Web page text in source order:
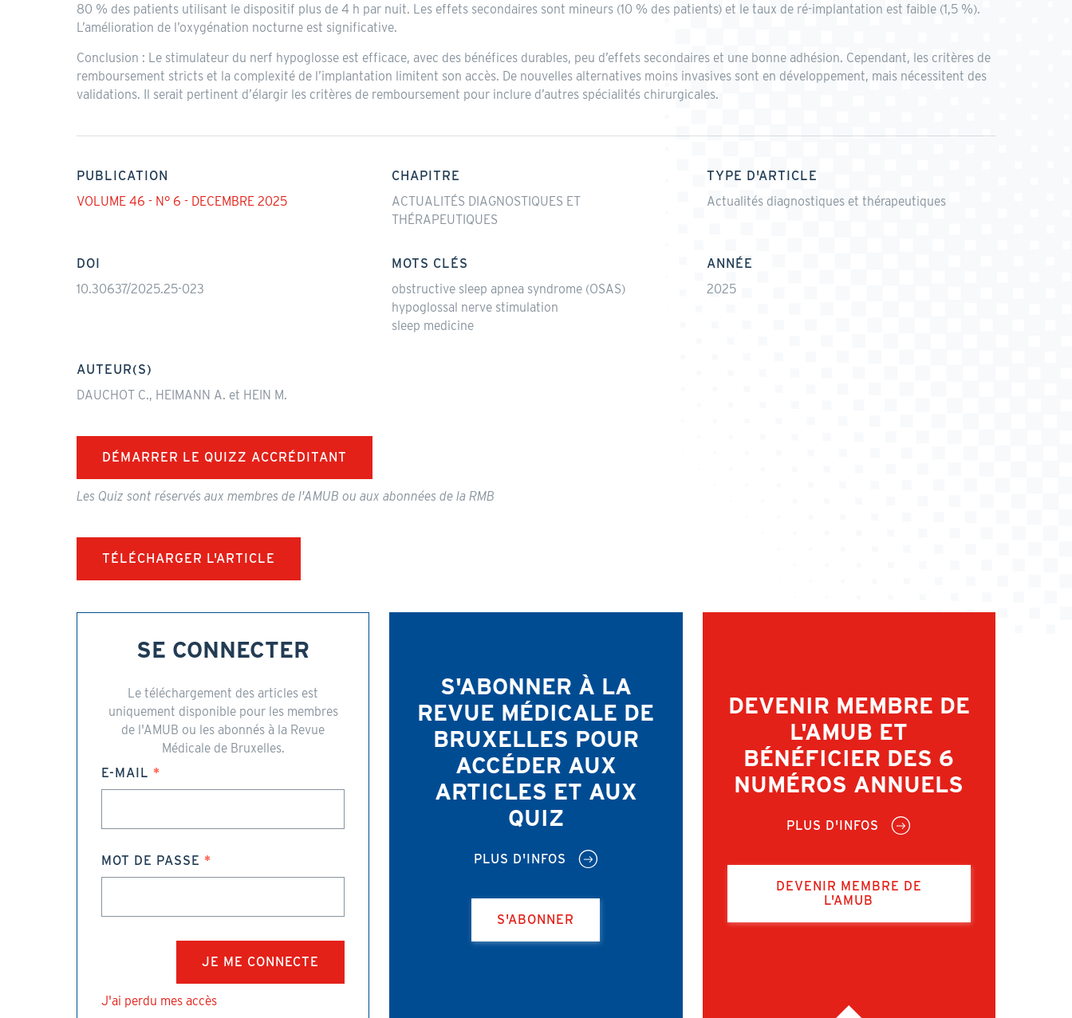
80 % des patients utilisant le dispositif plus de 4 h par nuit. Les effets secondaires sont mineurs (10 % des patients) et le taux de ré-implantation est faible (1,5 %).
L’amélioration de l’oxygénation nocturne est significative.
Conclusion : Le stimulateur du nerf hypoglosse est efficace, avec des bénéfices durables, peu d’effets secondaires et une bonne adhésion. Cependant, les critères de
remboursement stricts et la complexité de l’implantation limitent son accès. De nouvelles alternatives moins invasives sont en développement, mais nécessitent des
validations. Il serait pertinent d’élargir les critères de remboursement pour inclure d’autres spécialités chirurgicales.
PUBLICATION
VOLUME 46 - N° 6 - DECEMBRE 2025
CHAPITRE
ACTUALITÉS DIAGNOSTIQUES ET
THÉRAPEUTIQUES
TYPE D'ARTICLE
Actualités diagnostiques et thérapeutiques
DOI
10.30637/2025.25-023
MOTS CLÉS
obstructive sleep apnea syndrome (OSAS)
hypoglossal nerve stimulation
sleep medicine
ANNÉE
2025
AUTEUR(S)
DAUCHOT C., HEIMANN A. et HEIN M.
DÉMARRER LE QUIZZ ACCRÉDITANT
Les Quiz sont réservés aux membres de l'AMUB ou aux abonnées de la RMB
TÉLÉCHARGER L'ARTICLE
SE CONNECTER
Le téléchargement des articles est
uniquement disponible pour les membres
de l'AMUB ou les abonnés à la Revue
Médicale de Bruxelles.
E-MAIL
MOT DE PASSE
J'ai perdu mes accès
S'ABONNER À LA
REVUE MÉDICALE DE
BRUXELLES POUR
ACCÉDER AUX
ARTICLES ET AUX
QUIZ
PLUS D'INFOS
S'ABONNER
DEVENIR MEMBRE DE
L'AMUB ET
BÉNÉFICIER DES 6
NUMÉROS ANNUELS
PLUS D'INFOS
DEVENIR MEMBRE DE
L'AMUB